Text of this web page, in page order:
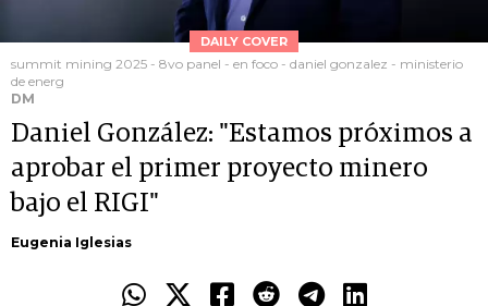
DAILY COVER
summit mining 2025 - 8vo panel - en foco - daniel gonzalez - ministerio
de energ
DM
Daniel González: "Estamos próximos a
aprobar el primer proyecto minero
bajo el RIGI"
Eugenia Iglesias